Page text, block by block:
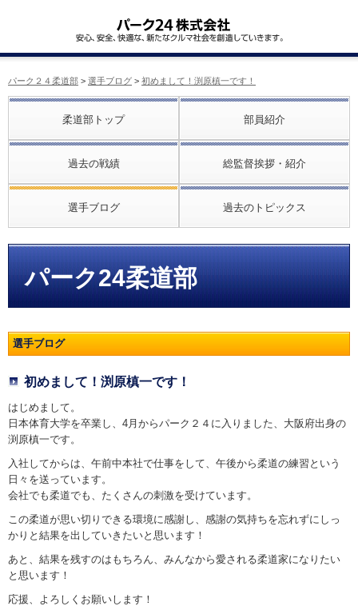
パーク２４柔道部 > 選手ブログ > 初めまして！渕原槙一です！
柔道部トップ 部員紹介
過去の戦績 総監督挨拶・紹介
選手ブログ 過去のトピックス
パーク24柔道部
選手ブログ
初めまして！渕原槙一です！
はじめまして。
日本体育大学を卒業し、4月からパーク２４に入りました、大阪府出身の
渕原槙一です。
入社してからは、午前中本社で仕事をして、午後から柔道の練習という
日々を送っています。
会社でも柔道でも、たくさんの刺激を受けています。
この柔道が思い切りできる環境に感謝し、感謝の気持ちを忘れずにしっ
かりと結果を出していきたいと思います！
あと、結果を残すのはもちろん、みんなから愛される柔道家になりたい
と思います！
応援、よろしくお願いします！